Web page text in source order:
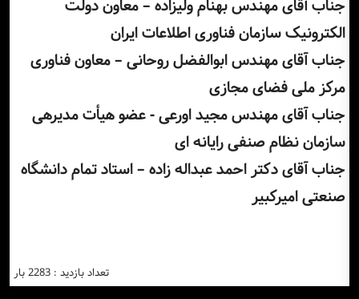
جناب آقای مهندس بهنام ولیزاده – معاون دولت
الکترونیک سازمان فناوری اطلاعات ایران
جناب آقای مهندس ابوالفضل روحانی – معاون فناوری
مرکز ملی فضای مجازی
جناب آقای مهندس مجید اورعی - عضو هیأت مدیرهی
سازمان نظام صنفی رایانه ای
جناب آقای دکتر احمد عبداله زاده – استاد تمام دانشگاه
صنعتی امیرکبیر
تعداد بازدید : 2283 بار